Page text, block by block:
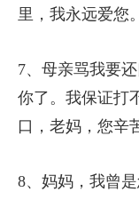
里，我永远爱您。
7、母亲骂我要
你了。我保证
口，老妈，您辛
8、妈妈，我曾